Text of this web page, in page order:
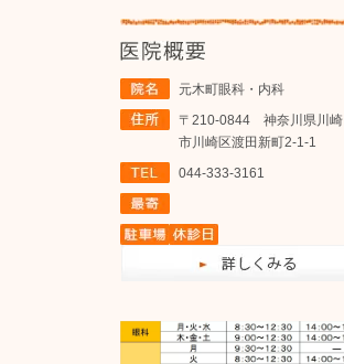
元木町眼科・内科
〒210-0844 神奈川県川崎
市川崎区渡田新町2-1-1
044-333-3161